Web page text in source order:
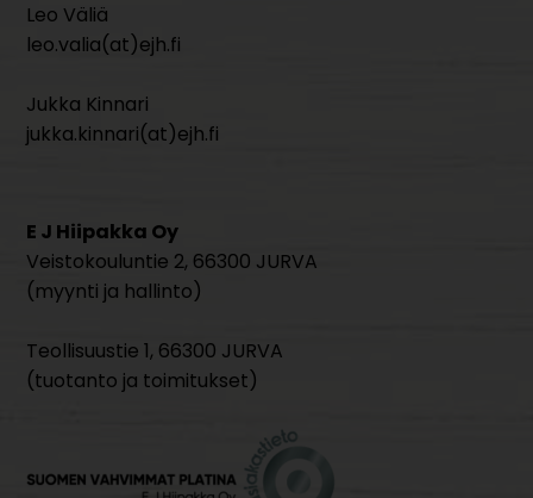
Leo Väliä
leo.valia(at)ejh.fi
Jukka Kinnari
jukka.kinnari(at)ejh.fi
E J Hiipakka Oy
Veistokouluntie 2, 66300 JURVA
(myynti ja hallinto)
Teollisuustie 1, 66300 JURVA
(tuotanto ja toimitukset)